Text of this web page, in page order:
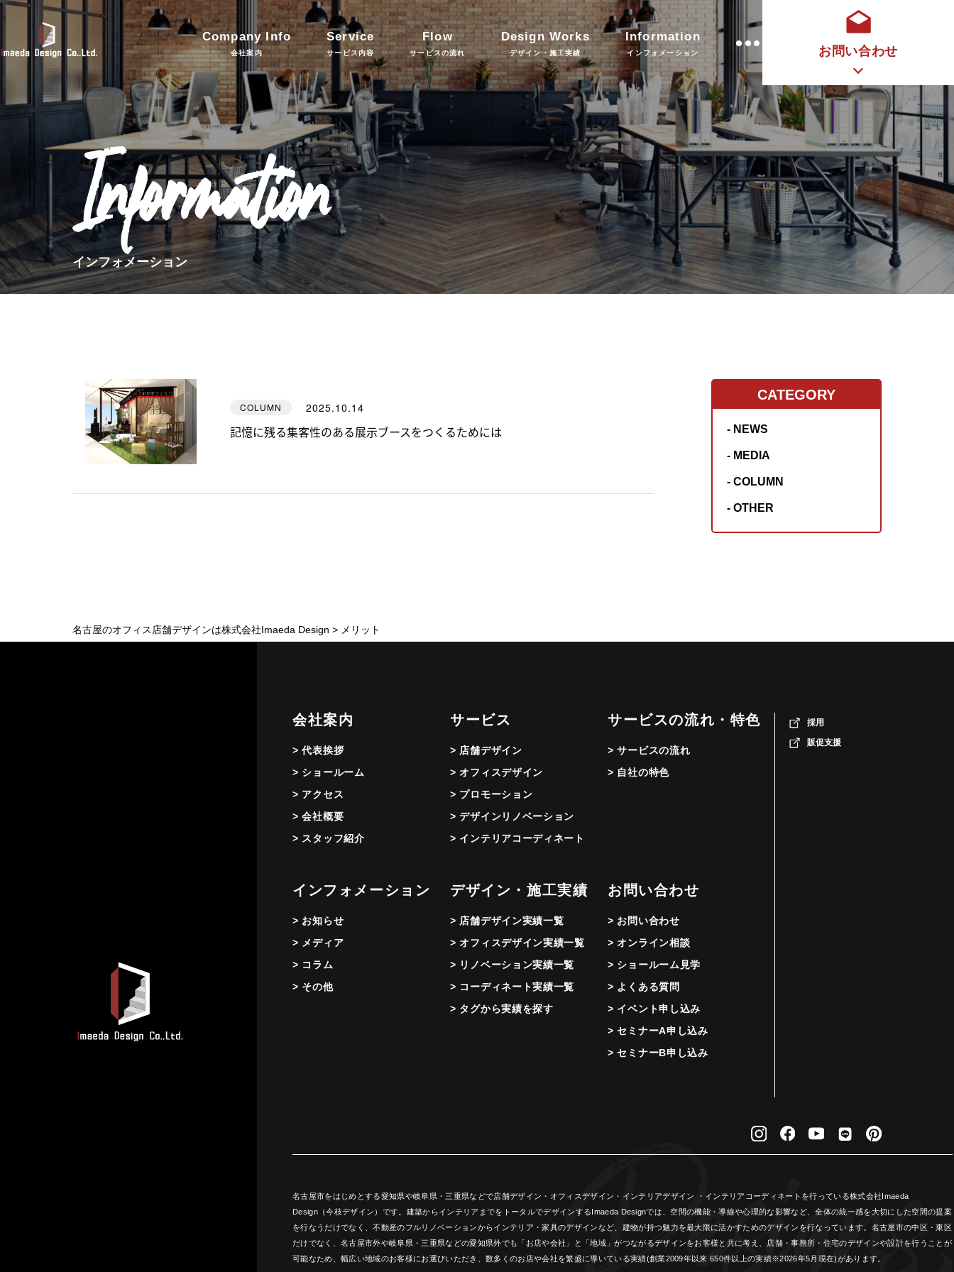
お問い合わせ
Company Info
会社案内
Service
サービス内容
Flow
サービスの流れ
Design Works
デザイン・施工実績
Information
インフォメーション
Information
インフォメーション
COLUMN 2025.10.14
記憶に残る集客性のある展示ブースをつくるためには
CATEGORY
- NEWS
- MEDIA
- COLUMN
- OTHER
名古屋のオフィス店舗デザインは株式会社Imaeda Design > メリット
会社案内
> 代表挨拶
> ショールーム
> アクセス
> 会社概要
> スタッフ紹介
サービス
> 店舗デザイン
> オフィスデザイン
> プロモーション
> デザインリノベーション
> インテリアコーディネート
サービスの流れ・特色
> サービスの流れ
> 自社の特色
インフォメーション
> お知らせ
> メディア
> コラム
> その他
デザイン・施工実績
> 店舗デザイン実績一覧
> オフィスデザイン実績一覧
> リノベーション実績一覧
> コーディネート実績一覧
> タグから実績を探す
お問い合わせ
> お問い合わせ
> オンライン相談
> ショールーム見学
> よくある質問
> イベント申し込み
> セミナーA申し込み
> セミナーB申し込み
採用
販促支援
名古屋市をはじめとする愛知県や岐阜県・三重県などで店舗デザイン・オフィスデザイン・インテリアデザイン ・インテリアコーディネートを行っている株式会社Imaeda
Design（今枝デザイン）です。建築からインテリアまでをトータルでデザインするImaeda Designでは、空間の機能・導線や心理的な影響など、全体の統一感を大切にした空間の提案
を行なうだけでなく、不動産のフルリノベーションからインテリア・家具のデザインなど、建物が持つ魅力を最大限に活かすためのデザインを行なっています。名古屋市の中区・東区
だけでなく、名古屋市外や岐阜県・三重県などの愛知県外でも「お店や会社」と「地域」がつながるデザインをお客様と共に考え、店舗・事務所・住宅のデザインや設計を行うことが
可能なため、幅広い地域のお客様にお選びいただき、数多くのお店や会社を繁盛に導いている実績(創業2009年以来 650件以上の実績※2026年5月現在)があります。